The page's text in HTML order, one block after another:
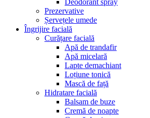
Deodorant spray
Prezervative
Șervețele umede
Îngrijire facială
Curățare facială
Apă de trandafir
Apă micelară
Lapte demachiant
Loțiune tonică
Mască de față
Hidratare facială
Balsam de buze
Cremă de noapte